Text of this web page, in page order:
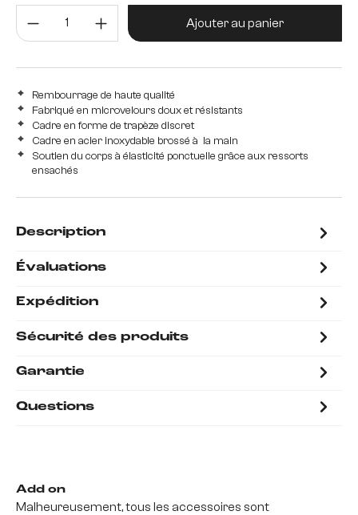
Quantité de produit : Entrez la
Ajouter au panier
Rembourrage de haute qualité
Fabriqué en microvelours doux et résistants
Cadre en forme de trapèze discret
Cadre en acier inoxydable brossé à la main
Soutien du corps à élasticité ponctuelle grâce aux ressorts
ensachés
Description
Évaluations
Expédition
Sécurité des produits
Garantie
Questions
Add on
Malheureusement, tous les accessoires sont